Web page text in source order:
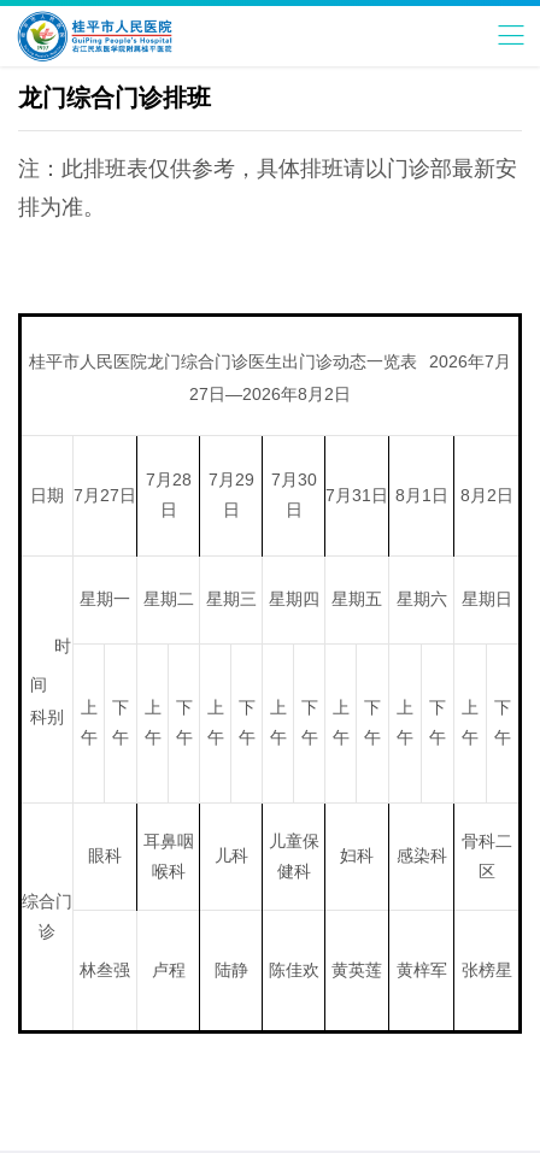
龙门综合门诊排班
注：此排班表仅供参考，具体排班请以门诊部最新安
排为准。
桂平市人民医院龙门综合门诊医生出门诊动态一览表
2026年7月
27日—2026年8月2日
日期 7月27日
7月28
日
7月29
日
7月30
日
7月31日 8月1日 8月2日
时
间
科别
星期一 星期二 星期三 星期四 星期五 星期六 星期日
上
午
下
午
上
午
下
午
上
午
下
午
上
午
下
午
上
午
下
午
上
午
下
午
上
午
下
午
综合门
诊
眼科
耳鼻咽
喉科
儿科
儿童保
健科
妇科 感染科
骨科二
区
林叁强 卢程 陆静 陈佳欢 黄英莲 黄梓军 张榜星